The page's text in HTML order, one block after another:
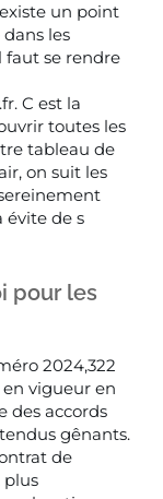
un point
les
se rendre
C est la
toutes les
tableau de
on suit les
évite de s
pour les
2024,322
vigueur en
des accords
gênants.
de
plus